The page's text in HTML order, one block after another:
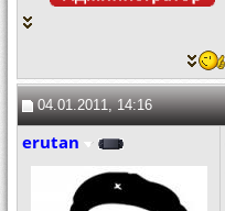
04.01.2011, 14:16
erutan